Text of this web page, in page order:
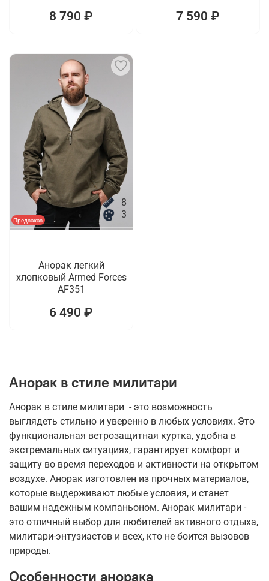
8 790 ₽ 7 590 ₽
Предзаказ
8
3
Анорак легкий
хлопковый Armed Forces
AF351
6 490 ₽
Анорак в стиле милитари
Анорак в стиле милитари - это возможность
выглядеть стильно и уверенно в любых условиях. Это
функциональная ветрозащитная куртка, удобна в
экстремальных ситуациях, гарантирует комфорт и
защиту во время переходов и активности на открытом
воздухе. Анорак изготовлен из прочных материалов,
которые выдерживают любые условия, и станет
вашим надежным компаньоном. Анорак милитари -
это отличный выбор для любителей активного отдыха,
милитари-энтузиастов и всех, кто не боится вызовов
природы.
Особенности анорака